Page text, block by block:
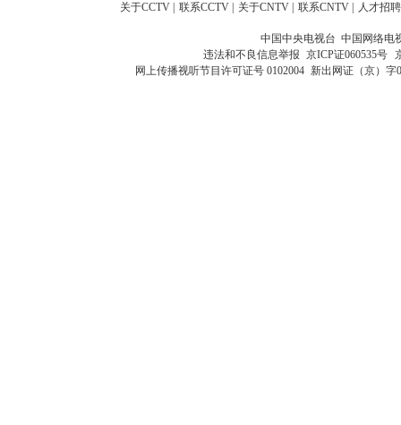
关于CCTV 联系CCTV 关于CNTV 联系CNTV 人才招聘
中国中央电视台 中国网络电
违法和不良信息举报 京ICP证060535号
网上传播视听节目许可证号 0102004 新出网证（京）